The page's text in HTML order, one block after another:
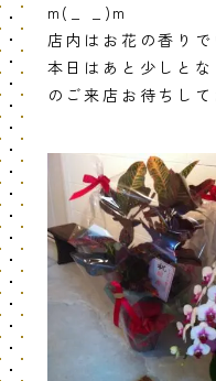
m(_ _)m
店内はお花の香り
本日はあと少しと
のご来店お待ちして